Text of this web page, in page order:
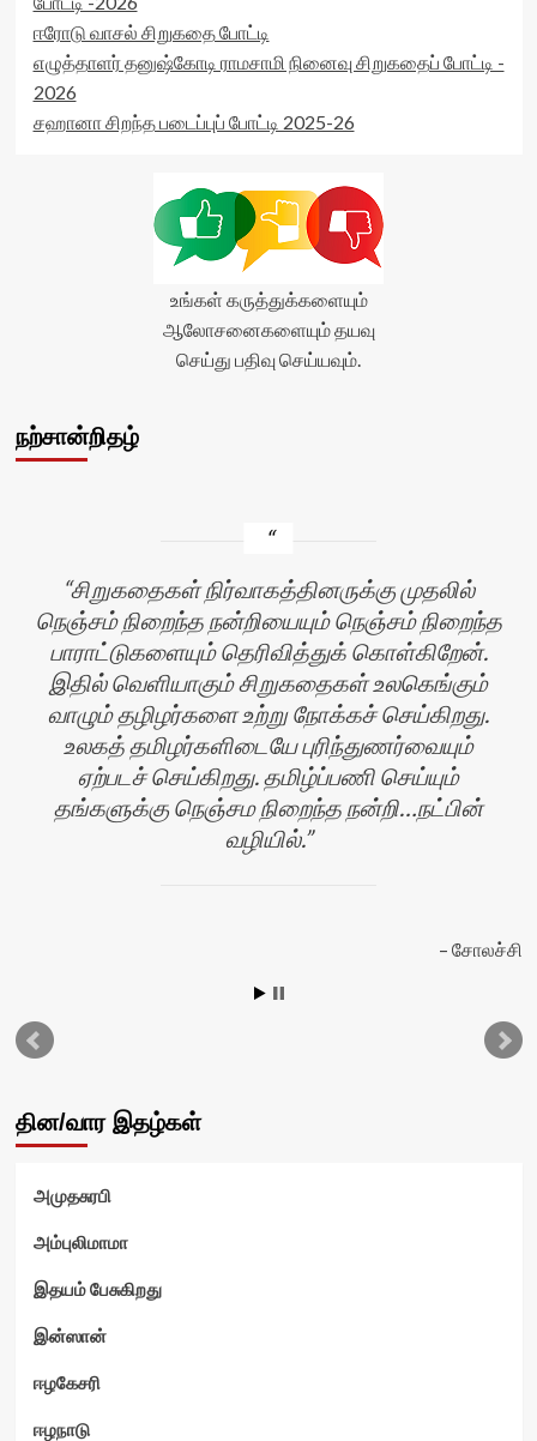
ஈரோடு வாசல் சிறுகதை போட்டி
எழுத்தாளர் தனுஷ்கோடி ராமசாமி நினைவு சிறுகதைப் போட்டி -
2026
சஹானா சிறந்த படைப்புப் போட்டி 2025-26
உங்கள் கருத்துக்களையும்
ஆலோசனைகளையும் தயவு
செய்து பதிவு செய்யவும்.
நற்சான்றிதழ்
சிறுகதைகள் நிர்வாகத்தினருக்கு முதலில்
நெஞ்சம் நிறைந்த நன்றியையும் நெஞ்சம் நிறைந்த
பாராட்டுகளையும் தெரிவித்துக் கொள்கிறேன்.
இதில் வெளியாகும் சிறுகதைகள் உலகெங்கும்
வாழும் தழிழர்களை உற்று நோக்கச் செய்கிறது.
உலகத் தமிழர்களிடையே புரிந்துணர்வையும்
ஏற்படச் செய்கிறது. தமிழ்ப்பணி செய்யும்
தங்களுக்கு நெஞ்சம நிறைந்த நன்றி…நட்பின்
வழியில்.
சோலச்சி
தின/வார இதழ்கள்
அமுதசுரபி
அம்புலிமாமா
இதயம் பேசுகிறது
இன்ஸான்
ஈழகேசரி
ஈழநாடு